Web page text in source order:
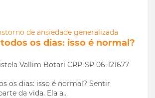
de ansiedade generalizada
os dias: isso é normal?
Vallim Botari CRP-SP 06-121677
os dias: isso é normal? Sentir
da vida. Ela a…